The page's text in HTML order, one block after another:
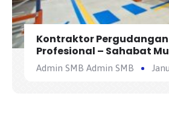
Kontraktor
Profesional – Sahabat
Bangunan
Admin SMB Admin SMB